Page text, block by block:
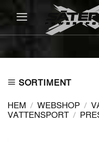
SORTIMENT
HEM / WEBSHOP /
VATTENSPORT /